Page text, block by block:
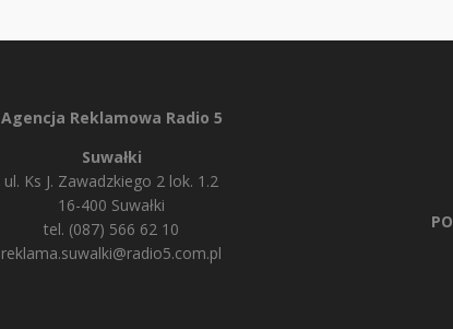
Agencja Reklamowa Radio 5
Suwałki
ul. Ks J. Zawadzkiego 2 lok. 1.2
16-400 Suwałki
tel. (087) 566 62 10
reklama.suwalki@radio5.com.pl